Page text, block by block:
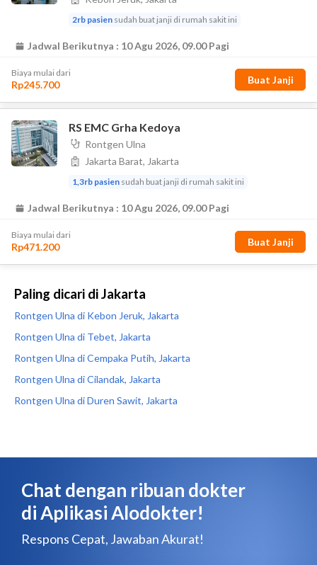
Paling dicari di Jakarta
Rontgen Ulna di Kebon Jeruk, Jakarta
Rontgen Ulna di Tebet, Jakarta
Rontgen Ulna di Cempaka Putih, Jakarta
Rontgen Ulna di Cilandak, Jakarta
Rontgen Ulna di Duren Sawit, Jakarta